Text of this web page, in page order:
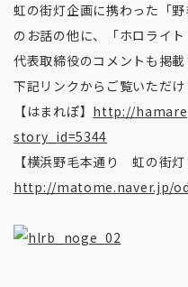
虹の街灯企画に携わった「
のお話の他に、「ホロライ
代表取締役のコメントも掲載
下記リンクからご覧いただけ
【はまれぽ】 http://
story_id=5344
【横浜野毛本通り 虹の街灯
http://matome.naver.jp/